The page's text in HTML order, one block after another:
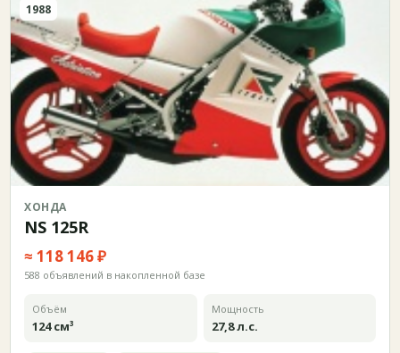
1988
ХОНДА
NS 125R
≈ 118 146 ₽
588 объявлений в накопленной базе
Объём
124 см³
Мощность
27,8 л.с.